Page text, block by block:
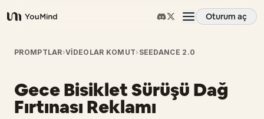
YouMind
Oturum aç
Genel Bakış
Kullanım Senaryoları
PROMPTLAR›VIDEOLAR KOMUT› SEEDANCE 2.0
Gece Bisiklet Sürüşü Dağ
Fırtınası Reklamı